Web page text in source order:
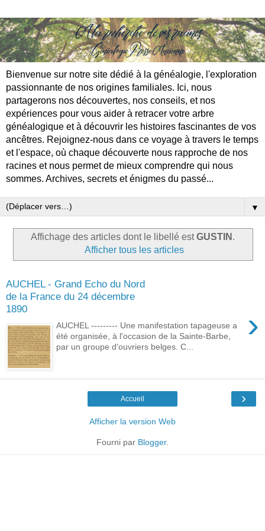
Bienvenue sur notre site dédié à la généalogie, l'exploration
passionnante de nos origines familiales. Ici, nous
partagerons nos découvertes, nos conseils, et nos
expériences pour vous aider à retracer votre arbre
généalogique et à découvrir les histoires fascinantes de vos
ancêtres. Rejoignez-nous dans ce voyage à travers le temps
et l'espace, où chaque découverte nous rapproche de nos
racines et nous permet de mieux comprendre qui nous
sommes. Archives, secrets et énigmes du passé...
▼
Affichage des articles dont le libellé estGUSTIN .
Afficher tous les articles
AUCHEL - Grand Echo du Nord
de la France du 24 décembre
1890
›
AUCHEL --------- Une manifestation tapageuse a
été organisée, à l'occasion de la Sainte-Barbe,
par un groupe d'ouvriers belges. C...
›
Accueil
Afficher la version Web
Fourni par Blogger.